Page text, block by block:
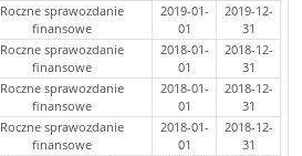
Roczne sprawozdanie
finansowe
2019-01-
01
2019-12-
31
Roczne sprawozdanie
finansowe
2018-01-
01
2018-12-
31
Roczne sprawozdanie
finansowe
2018-01-
01
2018-12-
31
Roczne sprawozdanie
finansowe
2018-01-
01
2018-12-
31